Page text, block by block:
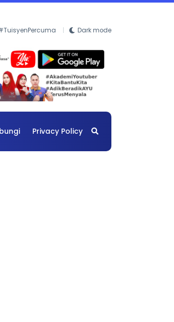
Dark mode
Privacy Policy